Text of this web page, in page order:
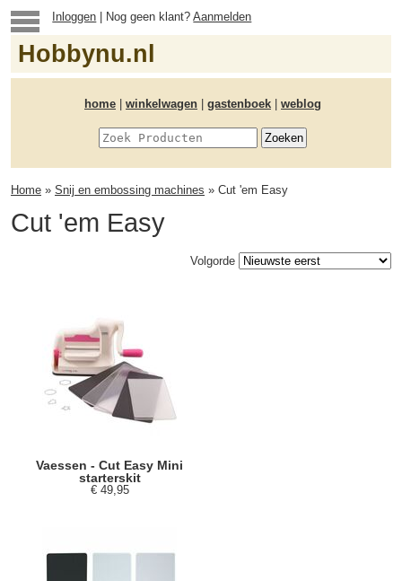
Inloggen | Nog geen klant?Aanmelden
Hobbynu.nl
home winkelwagen gastenboek weblog
Home » Snij en embossing machines » Cut 'em Easy
Cut 'em Easy
Volgorde
Vaessen - Cut Easy Mini
starterskit
€ 49,95